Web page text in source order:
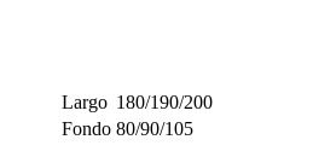
Largo 180/190/200
Fondo 80/90/105